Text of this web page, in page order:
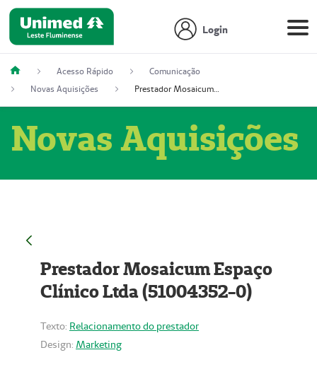
Login
Acesso Rápido
Comunicação
Novas Aquisições
Prestador Mosaicum Espaço Clínico Ltda (51004352-0)
Novas Aquisições
Prestador Mosaicum Espaço
Clínico Ltda (51004352-0)
Texto: Relacionamento do prestador
Design: Marketing